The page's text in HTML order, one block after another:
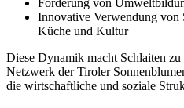
Förderung von
Innovative Verwendung von
Küche und Kultur
Diese Dynamik macht Schlaiten
Netzwerk der Tiroler
die wirtschaftliche und soziale